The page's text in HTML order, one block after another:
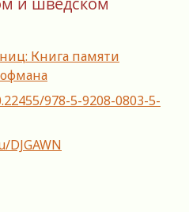
Книга памяти
978-5-9208-0803-5-